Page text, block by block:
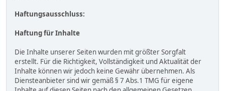
Haftungsausschluss:
Haftung für Inhalte
Die Inhalte unserer Seiten wurden mit größter Sorgfalt
erstellt. Für die Richtigkeit, Vollständigkeit und Aktualität der
Inhalte können wir jedoch keine Gewähr übernehmen. Als
Diensteanbieter sind wir gemäß § 7 Abs.1 TMG für eigene